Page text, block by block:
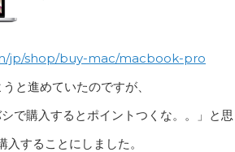
jp/shop/buy-mac/macbook-pro
と進めていたのですが、
で購入するとポイントつくな。。」と思
入することにしました。